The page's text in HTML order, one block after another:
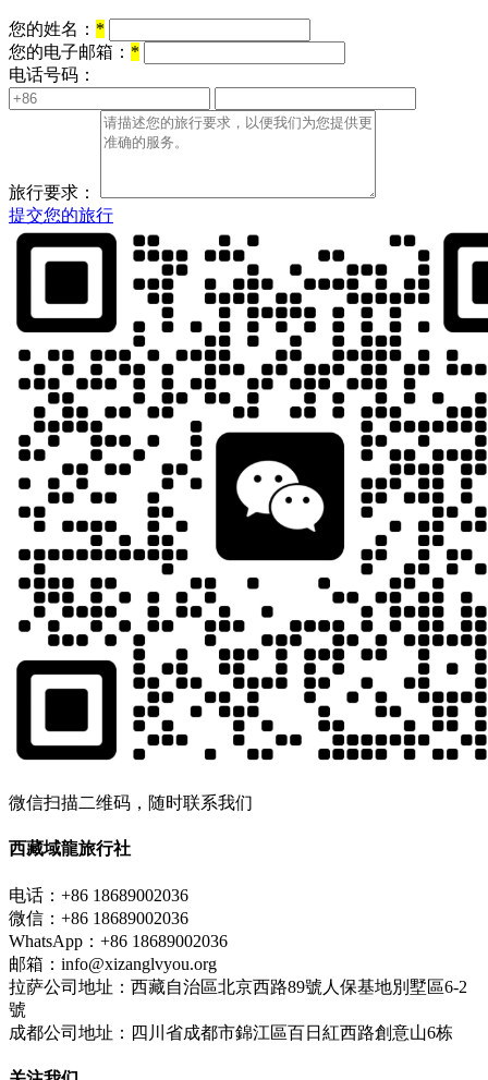
您的姓名： *
您的电子邮箱： *
电话号码：
旅行要求：
提交您的旅行
微信扫描二维码，随时联系我们
西藏域龍旅行社
电话：+86 18689002036
微信：+86 18689002036
WhatsApp：+86 18689002036
邮箱：info@xizanglvyou.org
拉萨公司地址：西藏自治區北京西路89號人保基地別墅區6-2
號
成都公司地址：四川省成都市錦江區百日紅西路創意山6栋